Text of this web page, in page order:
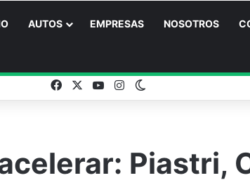
AUTOS EMPRESAS NOSOTROS
FacebookYouTubeInstagram
Piastri,